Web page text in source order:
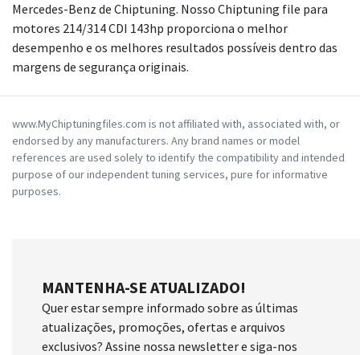
Mercedes-Benz de Chiptuning. Nosso Chiptuning file para
motores 214/314 CDI 143hp proporciona o melhor
desempenho e os melhores resultados possíveis dentro das
margens de segurança originais.
www.MyChiptuningfiles.com is not affiliated with, associated with, or
endorsed by any manufacturers. Any brand names or model
references are used solely to identify the compatibility and intended
purpose of our independent tuning services, pure for informative
purposes.
MANTENHA-SE ATUALIZADO!
Quer estar sempre informado sobre as últimas
atualizações, promoções, ofertas e arquivos
exclusivos? Assine nossa newsletter e siga-nos